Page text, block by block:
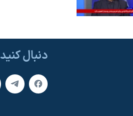
دنبال کنید